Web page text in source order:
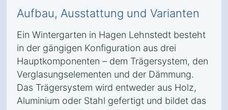
Aufbau, Ausstattung und Varianten
Ein Wintergarten in Hagen Lehnstedt besteht
in der gängigen Konfiguration aus drei
Hauptkomponenten – dem Trägersystem, den
Verglasungselementen und der Dämmung.
Das Trägersystem wird entweder aus Holz,
Aluminium oder Stahl gefertigt und bildet das